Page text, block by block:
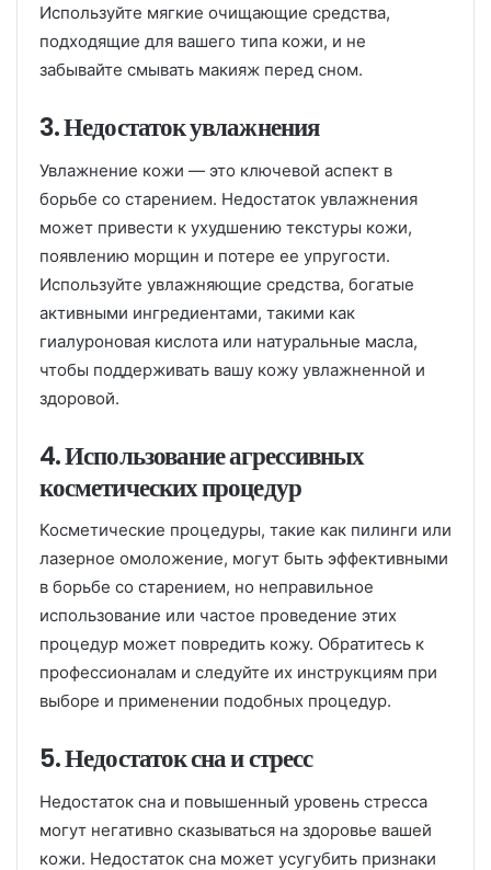
Используйте мягкие очищающие средства,
подходящие для вашего типа кожи, и не
забывайте смывать макияж перед сном.
3. Недостаток увлажнения
Увлажнение кожи — это ключевой аспект в
борьбе со старением. Недостаток увлажнения
может привести к ухудшению текстуры кожи,
появлению морщин и потере ее упругости.
Используйте увлажняющие средства, богатые
активными ингредиентами, такими как
гиалуроновая кислота или натуральные масла,
чтобы поддерживать вашу кожу увлажненной и
здоровой.
4. Использование агрессивных
косметических процедур
Косметические процедуры, такие как пилинги или
лазерное омоложение, могут быть эффективными
в борьбе со старением, но неправильное
использование или частое проведение этих
процедур может повредить кожу. Обратитесь к
профессионалам и следуйте их инструкциям при
выборе и применении подобных процедур.
5. Недостаток сна и стресс
Недостаток сна и повышенный уровень стресса
могут негативно сказываться на здоровье вашей
кожи. Недостаток сна может усугубить признаки